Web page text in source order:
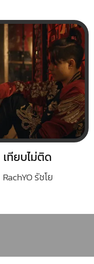
เทียบไม่ติด
RachYO รัชโย